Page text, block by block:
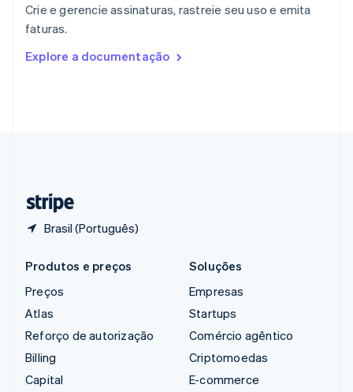
Crie e gerencie assinaturas, rastreie seu uso e emita
faturas.
Explore a documentação
Brasil (Português)
República Tcheca
English
English
Produtos e preços
Preços
Atlas
Reforço de autorização
Billing
Capital
Soluções
Empresas
Startups
Comércio agêntico
Criptomoedas
E-commerce